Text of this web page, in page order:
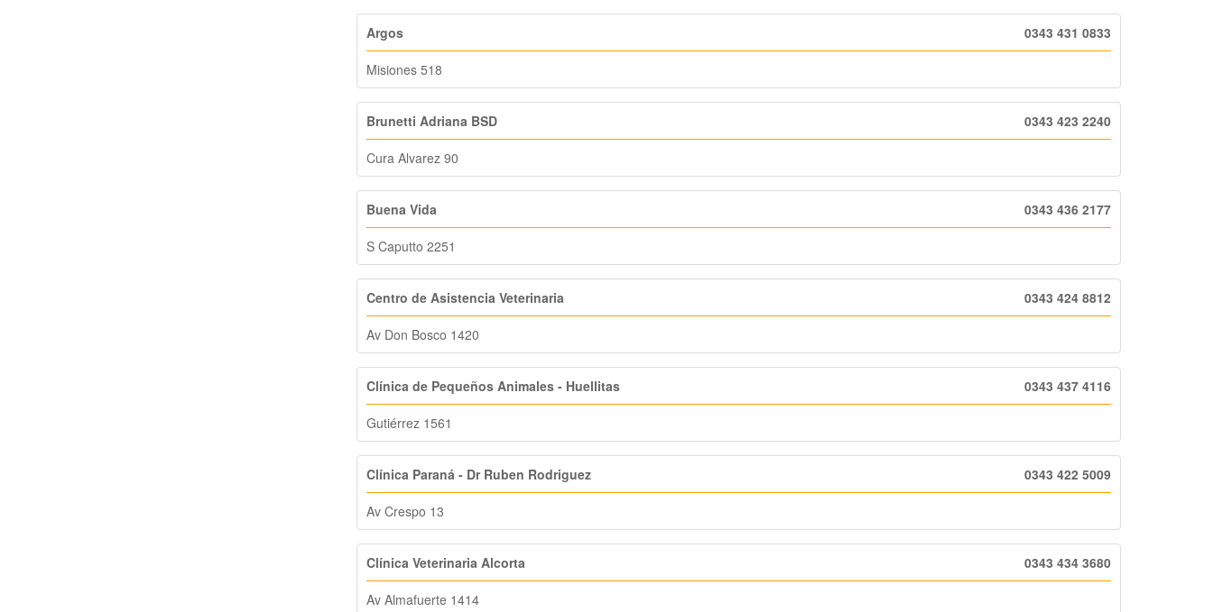
Argos 0343 431 0833
Misiones 518
Brunetti Adriana BSD 0343 423 2240
Cura Alvarez 90
Buena Vida 0343 436 2177
S Caputto 2251
Centro de Asistencia Veterinaria 0343 424 8812
Av Don Bosco 1420
Clínica de Pequeños Animales - Huellitas 0343 437 4116
Gutiérrez 1561
Clínica Paraná - Dr Ruben Rodriguez 0343 422 5009
Av Crespo 13
Clínica Veterinaria Alcorta 0343 434 3680
Av Almafuerte 1414